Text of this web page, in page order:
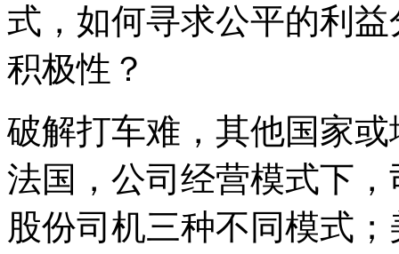
式，如何寻求公平的利
积极性？
破解打车难，其他国家
法国，公司经营模式下
股份司机三种不同模式